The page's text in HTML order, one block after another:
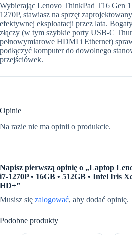
Wybierając Lenovo ThinkPad T16 Gen
1270P, stawiasz na sprzęt
efektywnej eksploatacji przez lata.
złączy (w tym szybkie porty USB-C
pełnowymiarowe HDMI i Ethernet)
podłączyć komputer do dowolnego
przejściówek.
Opinie
Na razie nie ma opinii o produkcie.
Napisz pierwszą opinię o „Laptop
i7-1270P • 16GB • 512GB • Intel Iris
HD+”
Musisz się zalogować, aby dodać opinię.
Podobne produkty